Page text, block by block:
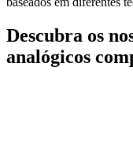
Descubra os
analógicos